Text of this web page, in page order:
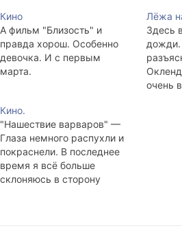
Кино
А фильм "Близость" и
правда хорош. Особенно
девочка. И с первым
марта.
Лёжа
Здесь
дожди.
очень
Кино.
"Нашествие варваров" —
Глаза немного распухли и
покраснели. В последнее
время я всё больше
склоняюсь в сторону